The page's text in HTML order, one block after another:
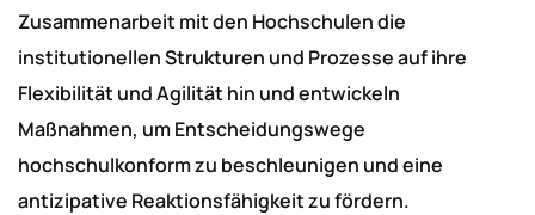
Zusammenarbeit mit den Hochschulen die
institutionellen Strukturen und Prozesse auf ihre
Flexibilität und Agilität hin und entwickeln
Maßnahmen, um Entscheidungswege
hochschulkonform zu beschleunigen und eine
antizipative Reaktionsfähigkeit zu fördern.